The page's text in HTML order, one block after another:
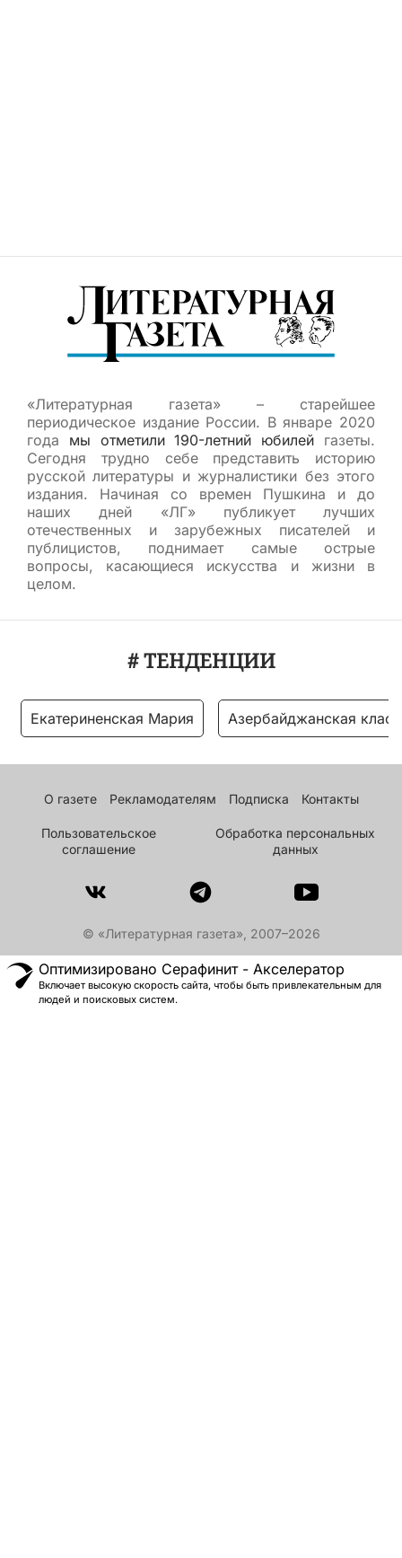
«Литературная газета» – старейшее
периодическое издание России. В январе 2020
года мы отметили 190-летний юбилей газеты.
Сегодня трудно себе представить историю
русской литературы и журналистики без этого
издания. Начиная со времен Пушкина и до
наших дней «ЛГ» публикует лучших
отечественных и зарубежных писателей и
публицистов, поднимает самые острые
вопросы, касающиеся искусства и жизни в
целом.
# ТЕНДЕНЦИИ
Екатериненская Мария Азербайджанская
О газете Рекламодателям Подписка Контакты
Пользовательское
соглашение
Обработка персональных
данных
© «Литературная газета», 2007–2026
Оптимизировано Серафинит - Акселератор
Включает высокую скорость сайта, чтобы быть привлекательным для
людей и поисковых систем.